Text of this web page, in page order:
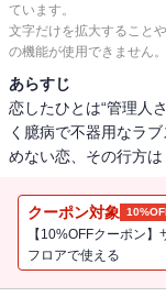
ています。
文字だけを拡大すること
の機能が使用できません。
あらすじ
恋したひとは“管理人
く臆病で不器用なラ
めない恋、その行方
クーポン対象
【10%OFFクーポン
フロアで使える